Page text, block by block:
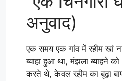
अनुवाद)
एक समय एक गांव में रहीम खां
ब्याहा हुआ था, मंझला ब्याहने
करते थे, केवल रहीम का बूढ़ा